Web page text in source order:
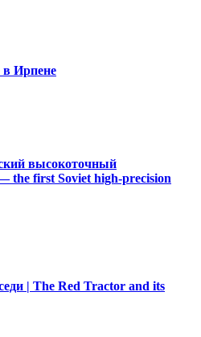
в Ирпене
высокоточный
the first Soviet high-precision
| The Red Tractor and its